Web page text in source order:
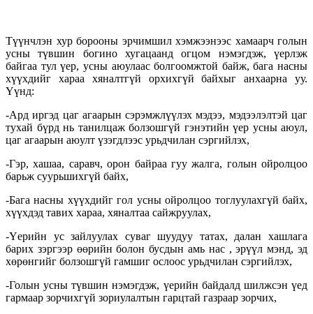
Түүнчлэн хур борооны эрчимшил хэмжээнээс хамаарч голын
усны түвшин богино хугацаанд огцом нэмэгдэж, үерлэж
байгаа тул үeр, усны аюулаас болгоомжтой байж, бага насны
хүүхдийг хараа хяналтгүй орхихгүй байхыг анхаарна уу.
Үүнд:
-Ард иргэд цаг агаарын сэрэмжлүүлэх мэдээ, мэдээлэлтэй цаг
тухай бүрд нь танилцаж болзошгүй гэнэтийн үер усны аюул,
цаг агаарын аюулт үзэгдлээс урьдчилан сэргийлэх,
-Гэр, хашаа, саравч, орон байраа гуу жалга, голын ойролцоо
барьж суурьшихгүй байх,
-Бага насны хүүхдийг гол усны ойролцоо тоглуулахгүй байх,
хүүхдэд тавих хараа, хяналтаа сайжруулах,
-Үерийн ус зайлуулах суваг шуудуу татах, далан хашлага
барих зэргээр өөрийн болон бусдын амь нас , эрүүл мэнд, эд
хөрөнгийг болзошгүй гамшиг ослоос урьдчилан сэргийлэх,
-Голын усны түвшин нэмэгдэж, үерийн байдалд шилжсэн үед
гармаар зорчихгүй зориулалтын гарцтай газраар зорчих,